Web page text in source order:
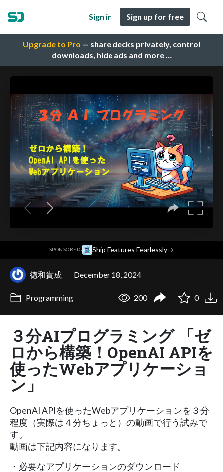
Upgrade to Pro — share decks privately, control
downloads, hide ads and more …
Sign in Sign up for free
SPONSORED· Ship Features Fearlessly→
徳和貴成 December 18, 2024
Programming 200 0
３分AIプログラミング 「ゼ
ロから構築！OpenAI APIを
使ったWebアプリケーショ
ン」
OpenAI APIを使ったWebアプリケーションを３分
程度（実際は４分ちょっと）の動画で行う試みで
す。
動画は下記内容になります。
・必要なアプリケーションのダウンロード